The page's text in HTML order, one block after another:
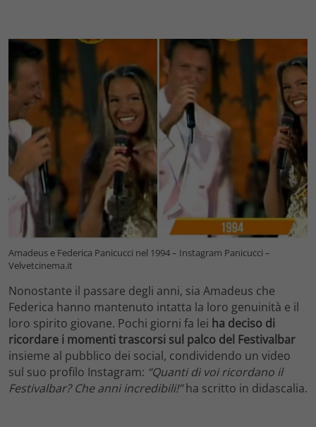
Amadeus e Federica Panicucci nel 1994 – Instagram Panicucci –
Velvetcinema.it
Nonostante il passare degli anni, sia Amadeus che
Federica hanno mantenuto intatta la loro genuinità e il
loro spirito giovane. Pochi giorni fa lei ha deciso di
ricordare i momenti trascorsi sul palco del Festivalbar
insieme al pubblico dei social, condividendo un video
sul suo profilo Instagram: “Quanti di voi ricordano il
Festivalbar? Che anni incredibili!”ha scritto in didascalia.